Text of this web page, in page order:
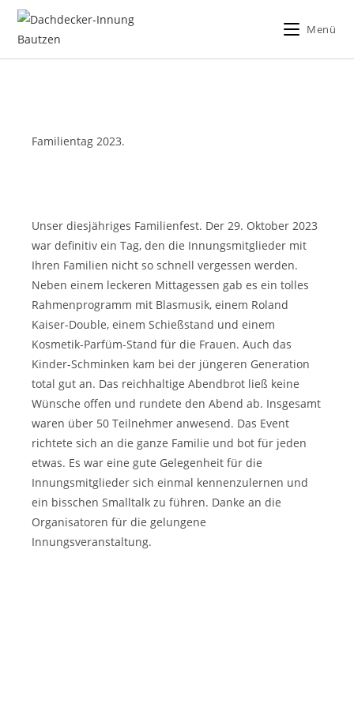
Menü
Familientag 2023.
Unser diesjähriges Familienfest. Der 29. Oktober 2023
war definitiv ein Tag, den die Innungsmitglieder mit
Ihren Familien nicht so schnell vergessen werden.
Neben einem leckeren Mittagessen gab es ein tolles
Rahmenprogramm mit Blasmusik, einem Roland
Kaiser-Double, einem Schießstand und einem
Kosmetik-Parfüm-Stand für die Frauen. Auch das
Kinder-Schminken kam bei der jüngeren Generation
total gut an. Das reichhaltige Abendbrot ließ keine
Wünsche offen und rundete den Abend ab. Insgesamt
waren über 50 Teilnehmer anwesend. Das Event
richtete sich an die ganze Familie und bot für jeden
etwas. Es war eine gute Gelegenheit für die
Innungsmitglieder sich einmal kennenzulernen und
ein bisschen Smalltalk zu führen. Danke an die
Organisatoren für die gelungene
Innungsveranstaltung.